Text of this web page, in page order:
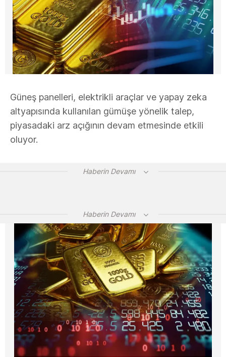
Güneş panelleri, elektrikli araçlar ve yapay zeka
altyapısında kullanılan gümüşe yönelik talep,
piyasadaki arz açığının devam etmesinde etkili
oluyor.
Haberin Devamı
Haberin Devamı